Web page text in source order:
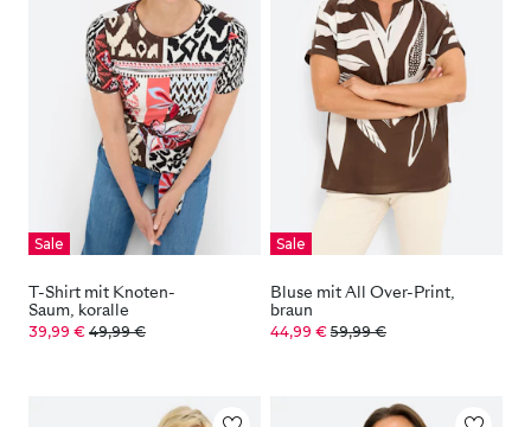
Sale
T-Shirt mit Knoten-
Saum, koralle
39,99 € 49,99 €
Sale
Bluse mit All Over-Print,
braun
44,99 € 59,99 €